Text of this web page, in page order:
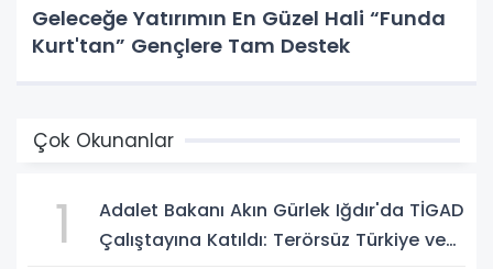
Geleceğe Yatırımın En Güzel Hali “Funda
Kurt'tan” Gençlere Tam Destek
Çok Okunanlar
1
Adalet Bakanı Akın Gürlek Iğdır'da TİGAD
Çalıştayına Katıldı: Terörsüz Türkiye ve